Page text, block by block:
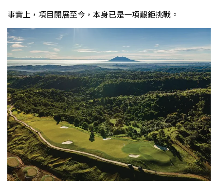
事實上，項目開展至今，本身已是一項艱鉅挑戰。